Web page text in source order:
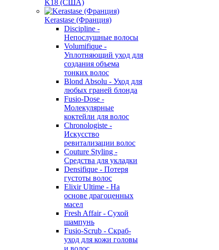
K18 (США)
Kerastase (Франция)
Discipline -
Непослушные волосы
Volumifique -
Уплотняющий уход для
создания объема
тонких волос
Blond Absolu - Уход для
любых граней блонда
Fusio-Dose -
Молекулярные
коктейли для волос
Chronologiste -
Искусство
ревитализации волос
Couture Styling -
Средства для укладки
Densifique - Потеря
густоты волос
Elixir Ultime - На
основе драгоценных
масел
Fresh Affair - Сухой
шампунь
Fusio-Scrub - Скраб-
уход для кожи головы
и волос